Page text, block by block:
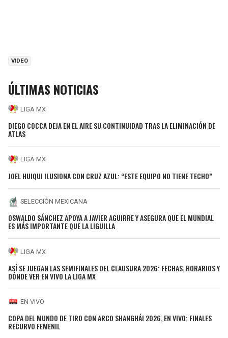
VIDEO
ÚLTIMAS NOTICIAS
LIGA MX
DIEGO COCCA DEJA EN EL AIRE SU CONTINUIDAD TRAS LA ELIMINACIÓN DE
ATLAS
LIGA MX
JOEL HUIQUI ILUSIONA CON CRUZ AZUL: “ESTE EQUIPO NO TIENE TECHO”
SELECCIÓN MEXICANA
OSWALDO SÁNCHEZ APOYA A JAVIER AGUIRRE Y ASEGURA QUE EL MUNDIAL
ES MÁS IMPORTANTE QUE LA LIGUILLA
LIGA MX
ASÍ SE JUEGAN LAS SEMIFINALES DEL CLAUSURA 2026: FECHAS, HORARIOS Y
DÓNDE VER EN VIVO LA LIGA MX
EN VIVO
COPA DEL MUNDO DE TIRO CON ARCO SHANGHÁI 2026, EN VIVO; FINALES
RECURVO FEMENIL